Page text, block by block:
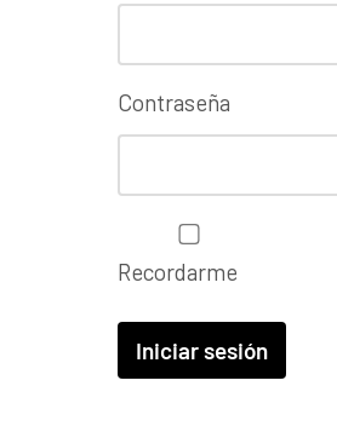
Contraseña
Recordarme